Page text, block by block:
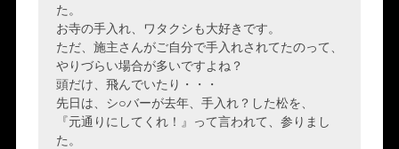
た。
お寺の手入れ、ワタクシも大好きです。
ただ、施主さんがご自分で手入れされてたのって、
やりづらい場合が多いですよね？
頭だけ、飛んでいたり・・・
先日は、シ○バーが去年、手入れ？した松を、
『元通りにしてくれ！』って言われて、参りまし
た。